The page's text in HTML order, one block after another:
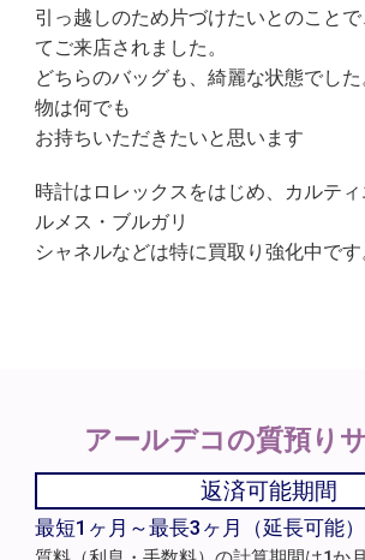
引っ越しのため片づけたいとのこと
てご来店されました。
どちらのバッグも、綺麗な状態でし
物は何でも
お持ちいただきたいと思います
時計はロレックスをはじめ、カルテ
ルメス・ブルガリ
シャネルなどは特に買取り強化中です
アールデコの質預り
返済可能期間
最短1ヶ月～最長3ヶ月（延長可能）